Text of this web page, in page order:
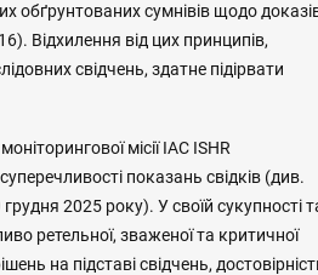
обґрунтованих сумнівів щодо
Відхилення від цих принципів,
свідчень, здатне підірвати
місії IAC ISHR
показань свідків (див.
2025 року). У своїй сукупності
ретельної, зваженої та критичної
на підставі свідчень,